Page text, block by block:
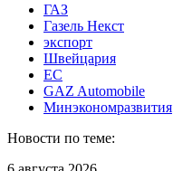
ГАЗ
Газель Некст
экспорт
Швейцария
ЕС
GAZ Automobile
Минэкономразвития
Новости по теме: